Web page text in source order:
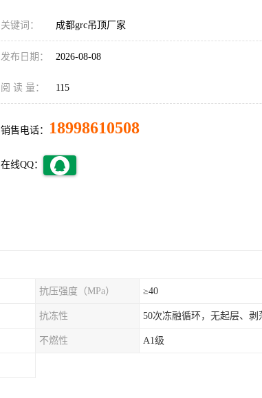
关键词： 成都grc吊顶厂家
发布日期： 2026-08-08
阅 读 量： 115
销售电话： 18998610508
在线QQ：
抗压强度（MPa） ≥40
抗冻性 50次冻融循环，无起层、剥
不燃性 A1级